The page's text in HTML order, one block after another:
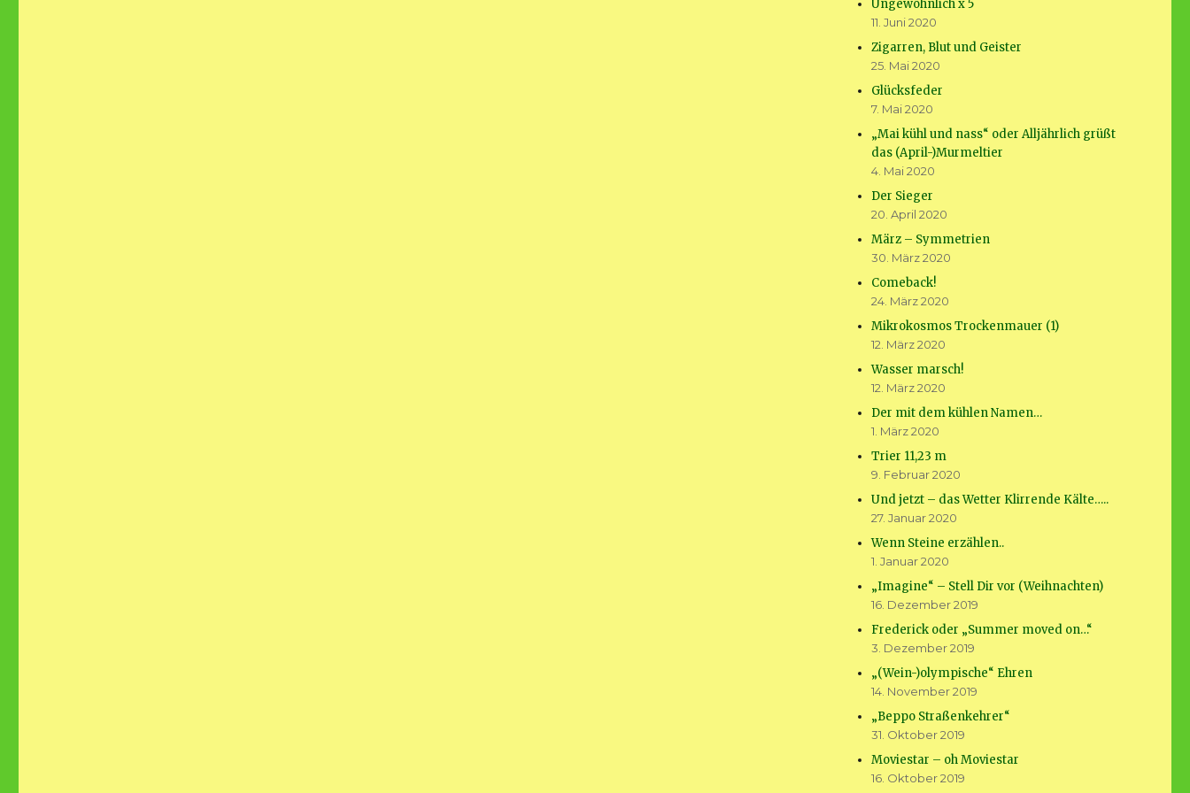
Ungewöhnlich x 5
11. Juni 2020
Zigarren, Blut und Geister
25. Mai 2020
Glücksfeder
7. Mai 2020
„Mai kühl und nass“ oder Alljährlich grüßt
das (April-)Murmeltier
4. Mai 2020
Der Sieger
20. April 2020
März – Symmetrien
30. März 2020
Comeback!
24. März 2020
Mikrokosmos Trockenmauer (1)
12. März 2020
Wasser marsch!
12. März 2020
Der mit dem kühlen Namen…
1. März 2020
Trier 11,23 m
9. Februar 2020
Und jetzt – das Wetter Klirrende Kälte…..
27. Januar 2020
Wenn Steine erzählen..
1. Januar 2020
„Imagine“ – Stell Dir vor (Weihnachten)
16. Dezember 2019
Frederick oder „Summer moved on…“
3. Dezember 2019
„(Wein-)olympische“ Ehren
14. November 2019
„Beppo Straßenkehrer“
31. Oktober 2019
Moviestar – oh Moviestar
16. Oktober 2019